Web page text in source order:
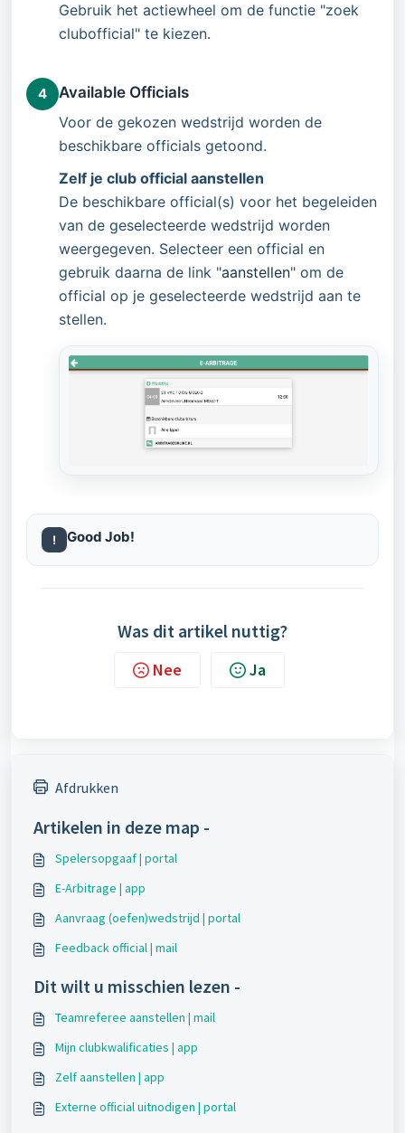
Gebruik het actiewheel om de functie "zoek
clubofficial" te kiezen.
4
Available Officials
Voor de gekozen wedstrijd worden de
beschikbare officials getoond.
Zelf je club official aanstellen
De beschikbare official(s) voor het begeleiden
van de geselecteerde wedstrijd worden
weergegeven. Selecteer een official en
gebruik daarna de link "aanstellen" om de
official op je geselecteerde wedstrijd aan te
stellen.
! Good Job!
Was dit artikel nuttig?
Nee Ja
Afdrukken
Artikelen in deze map -
Spelersopgaaf | portal
E-Arbitrage | app
Aanvraag (oefen)wedstrijd | portal
Feedback official | mail
Dit wilt u misschien lezen -
Teamreferee aanstellen | mail
Mijn clubkwalificaties | app
Zelf aanstellen | app
Externe official uitnodigen | portal